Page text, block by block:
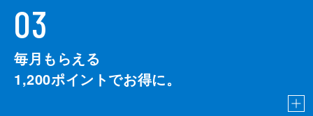
03
毎月もらえる
1,200ポイントでお得に。